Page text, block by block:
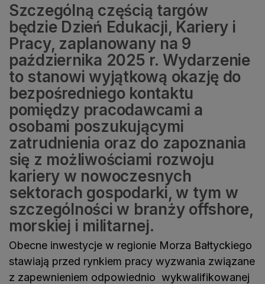
Szczególną częścią targów
będzie Dzień Edukacji, Kariery i
Pracy, zaplanowany na 9
października 2025 r. Wydarzenie
to stanowi wyjątkową okazję do
bezpośredniego kontaktu
pomiędzy pracodawcami a
osobami poszukującymi
zatrudnienia oraz do zapoznania
się z możliwościami rozwoju
kariery w nowoczesnych
sektorach gospodarki, w tym w
szczególności w branży offshore,
morskiej i militarnej.
Obecne inwestycje w regionie Morza Bałtyckiego
stawiają przed rynkiem pracy wyzwania związane
z zapewnieniem odpowiednio wykwalifikowanej